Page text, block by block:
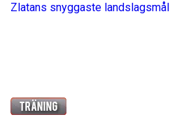
Zlatans snyggaste landslagsmål